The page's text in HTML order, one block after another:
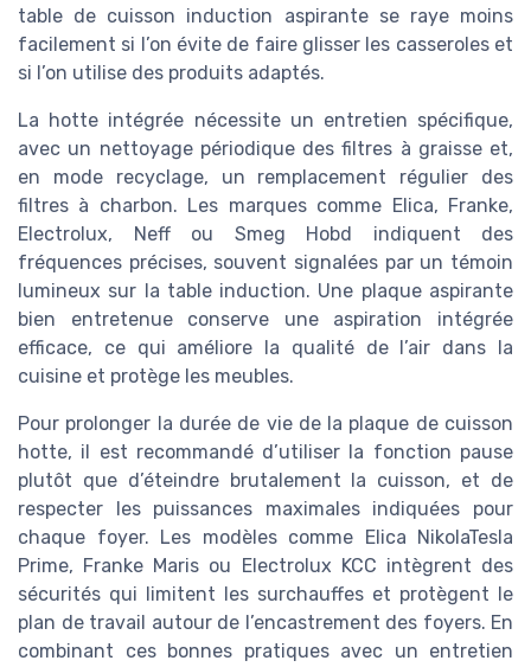
table de cuisson induction aspirante se raye moins
facilement si l’on évite de faire glisser les casseroles et
si l’on utilise des produits adaptés.
La hotte intégrée nécessite un entretien spécifique,
avec un nettoyage périodique des filtres à graisse et,
en mode recyclage, un remplacement régulier des
filtres à charbon. Les marques comme Elica, Franke,
Electrolux, Neff ou Smeg Hobd indiquent des
fréquences précises, souvent signalées par un témoin
lumineux sur la table induction. Une plaque aspirante
bien entretenue conserve une aspiration intégrée
efficace, ce qui améliore la qualité de l’air dans la
cuisine et protège les meubles.
Pour prolonger la durée de vie de la plaque de cuisson
hotte, il est recommandé d’utiliser la fonction pause
plutôt que d’éteindre brutalement la cuisson, et de
respecter les puissances maximales indiquées pour
chaque foyer. Les modèles comme Elica NikolaTesla
Prime, Franke Maris ou Electrolux KCC intègrent des
sécurités qui limitent les surchauffes et protègent le
plan de travail autour de l’encastrement des foyers. En
combinant ces bonnes pratiques avec un entretien